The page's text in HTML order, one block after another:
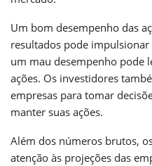
Um bom desempenho das
resultados pode
um mau desempenho pode
ações. Os investidores
empresas para tomar
manter suas ações.
Além dos números brutos,
atenção às projeções das